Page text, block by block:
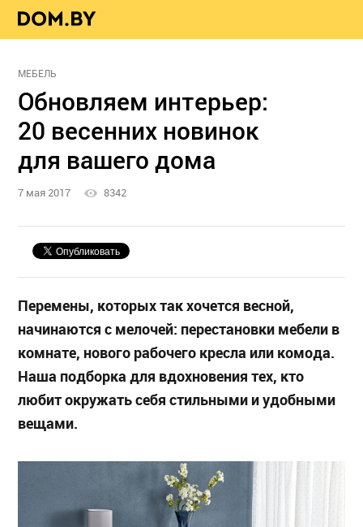
МЕБЕЛЬ
Обновляем интерьер:
20 весенних новинок
для вашего дома
7 мая 2017 8342
Перемены, которых так хочется весной,
начинаются с мелочей: перестановки мебели в
комнате, нового рабочего кресла или комода.
Наша подборка для вдохновения тех, кто
любит окружать себя стильными и удобными
вещами.